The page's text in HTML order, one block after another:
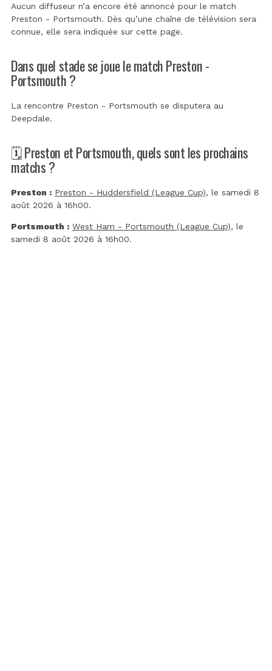
Aucun diffuseur n’a encore été annoncé pour le match
Preston - Portsmouth. Dès qu’une chaîne de télévision sera
connue, elle sera indiquée sur cette page.
Dans quel stade se joue le match Preston -
Portsmouth ?
La rencontre Preston - Portsmouth se disputera au
Deepdale.
🗓️ Preston et Portsmouth, quels sont les prochains
matchs ?
Preston : Preston - Huddersfield (League Cup), le samedi 8
août 2026 à 16h00.
Portsmouth : West Ham - Portsmouth (League Cup), le
samedi 8 août 2026 à 16h00.